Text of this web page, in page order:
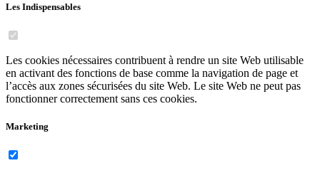
Les Indispensables
Les cookies nécessaires contribuent à rendre un site Web utilisable
en activant des fonctions de base comme la navigation de page et
l’accès aux zones sécurisées du site Web. Le site Web ne peut pas
fonctionner correctement sans ces cookies.
Marketing